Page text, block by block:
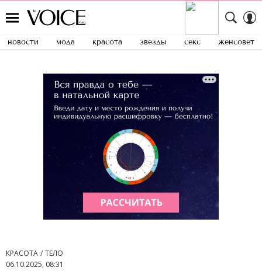
новости мода красота звезды секс женсовет
КРАСОТА
ТЕЛО
06.10.2025, 08:31